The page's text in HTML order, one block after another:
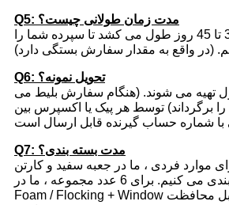
Q5: مدت زمان طولانی چیست؟
به طور معمول 35 تا 45 روز طول می کشد تا سپرده شما را
(در واقع به مقدار سفارش بستگی دارد)
Q6: تحویل نمونه؟
تهیه می شوند. (هنگام سفارش بلیط می
را برگرداند) توسط هر پیک یا اکسپرس بین
Q7: مدت بسته بندی؟
موارد فردی ، ما در جعبه سفید و کارتن
های قهوه ای بسته بندی می کنیم. برای 6 عدد مجموعه ، ما در
Foam / Flocking + Window جعبه یا جعبه هدیه قابل محافظت